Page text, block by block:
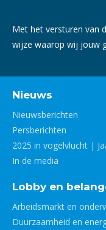
Met het versturen van
wijze waarop wij jouw
Nieuws
Nieuwsberichten
Persberichten
2025 in vogelvlucht |
In de media
Lobby en
Arbeidsmarkt en
Duurzaamheid en